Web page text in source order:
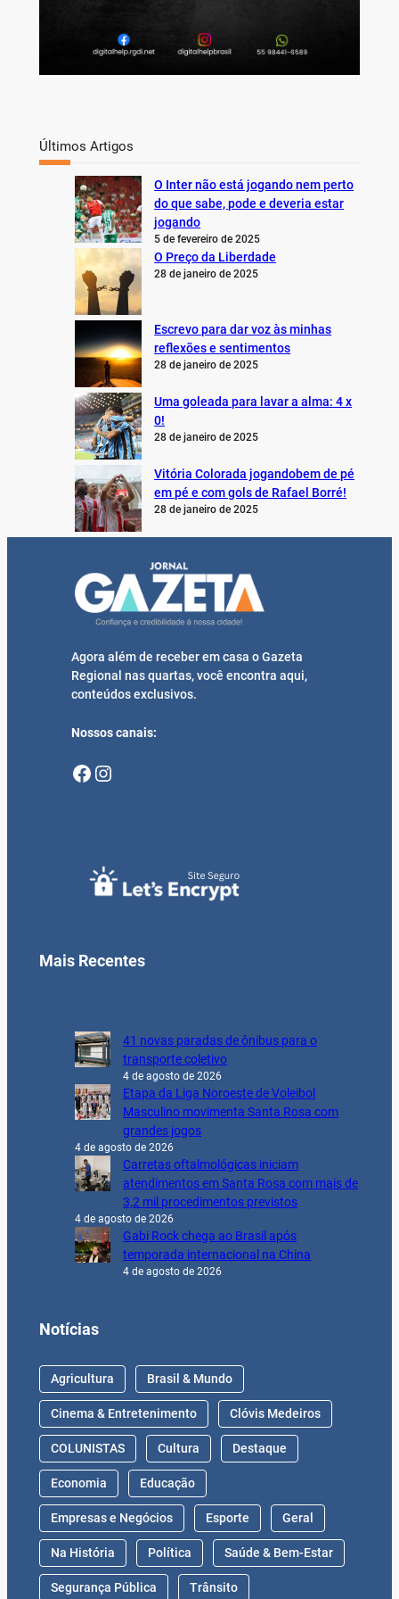
Últimos Artigos
O Inter não está jogando nem perto
do que sabe, pode e deveria estar
jogando
5 de fevereiro de 2025
O Preço da Liberdade
28 de janeiro de 2025
Escrevo para dar voz às minhas
reflexões e sentimentos
28 de janeiro de 2025
Uma goleada para lavar a alma: 4 x
0!
28 de janeiro de 2025
Vitória Colorada jogandobem de pé
em pé e com gols de Rafael Borré!
28 de janeiro de 2025
Agora além de receber em casa o Gazeta
Regional nas quartas, você encontra aqui,
conteúdos exclusivos.
Nossos canais:
Facebook Instagram
Mais Recentes
41 novas paradas de ônibus para o
transporte coletivo
4 de agosto de 2026
Etapa da Liga Noroeste de Voleibol
Masculino movimenta Santa Rosa com
grandes jogos
4 de agosto de 2026
Carretas oftalmológicas iniciam
atendimentos em Santa Rosa com mais de
3,2 mil procedimentos previstos
4 de agosto de 2026
Gabi Rock chega ao Brasil após
temporada internacional na China
4 de agosto de 2026
Notícias
Agricultura Brasil & Mundo
Cinema & Entretenimento Clóvis Medeiros
COLUNISTAS Cultura Destaque
Economia Educação
Empresas e Negócios Esporte Geral
Na História Política Saúde & Bem-Estar
Segurança Pública Trânsito